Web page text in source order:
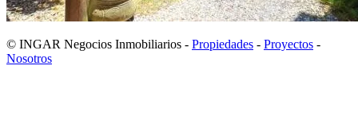
© INGAR Negocios Inmobiliarios - Propiedades - Proyectos -
Nosotros